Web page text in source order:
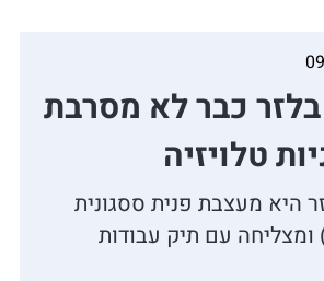
כבר לא מסרבת
טלויזיה
היא מעצבת פנית ססגונית
ומצליחה עם תיק עבודות